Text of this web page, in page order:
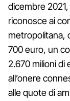
dicembre 2021,
riconosce ai
metropolitana,
700 euro, un
2.670 milioni
all’onere
alle quote di